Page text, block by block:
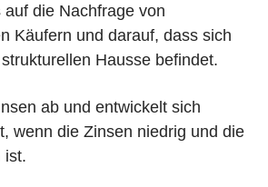
die Nachfrage von
Käufern und darauf, dass sich
Hausse befindet.
ab und entwickelt sich
wenn die Zinsen niedrig und die
ist.